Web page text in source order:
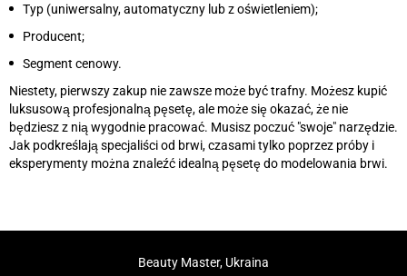
Typ (uniwersalny, automatyczny lub z oświetleniem);
Producent;
Segment cenowy.
Niestety, pierwszy zakup nie zawsze może być trafny. Możesz kupić
luksusową profesjonalną pęsetę, ale może się okazać, że nie
będziesz z nią wygodnie pracować. Musisz poczuć "swoje" narzędzie.
Jak podkreślają specjaliści od brwi, czasami tylko poprzez próby i
eksperymenty można znaleźć idealną pęsetę do modelowania brwi.
Beauty Master, Ukraina